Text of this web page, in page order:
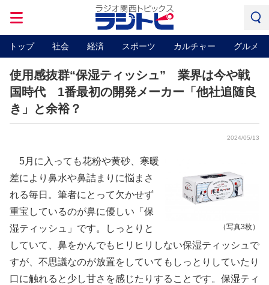
トップ 社会 経済 スポーツ カルチャー グルメ
使用感抜群“保湿ティッシュ” 業界は今や戦
国時代 1番最初の開発メーカー「他社追随良
き」と余裕？
2024/05/13
（写真3枚）
5月に入っても花粉や黄砂、寒暖
差により鼻水や鼻詰まりに悩まさ
れる毎日。筆者にとって欠かせず
重宝しているのが鼻に優しい「保
湿ティッシュ」です。しっとりと
していて、鼻をかんでもヒリヒリしない保湿ティッシュで
すが、不思議なのが放置をしていてもしっとりしていたり
口に触れると少し甘さを感じたりすることです。保湿ティ